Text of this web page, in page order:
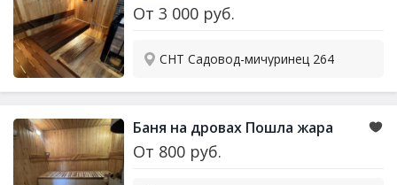
От3 000 руб.
СНТ Садовод-мичуринец 264
Баня на дровах Пошла жара
От 800 руб.